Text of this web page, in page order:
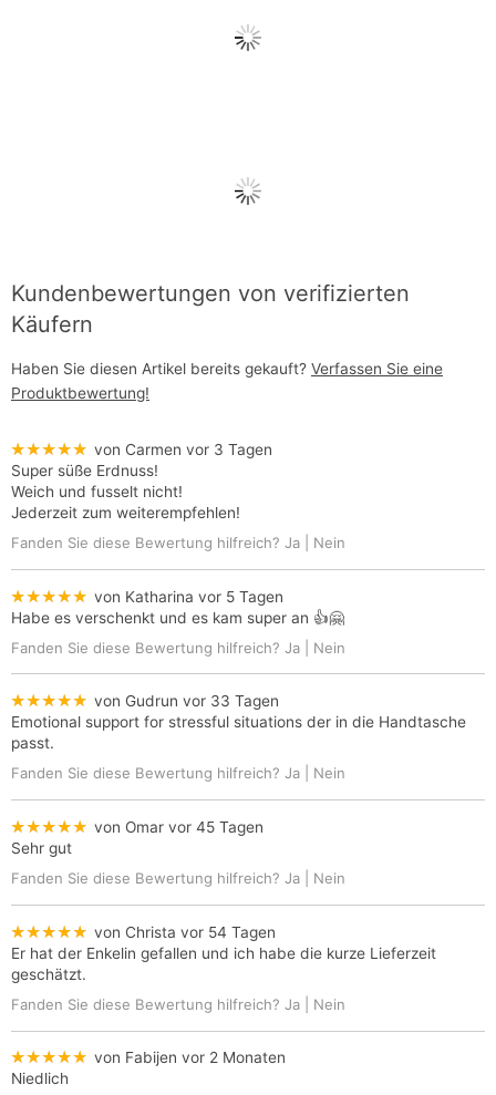
Kundenbewertungen von verifizierten
Käufern
Haben Sie diesen Artikel bereits gekauft? Verfassen Sie eine
Produktbewertung!
★★★★★ von Carmen vor 3 Tagen
Super süße Erdnuss!
Weich und fusselt nicht!
Jederzeit zum weiterempfehlen!
Fanden Sie diese Bewertung hilfreich? Ja Nein
★★★★★ von Katharina vor 5 Tagen
Habe es verschenkt und es kam super an 👍🤗
Fanden Sie diese Bewertung hilfreich? Ja Nein
★★★★★ von Gudrun vor 33 Tagen
Emotional support for stressful situations der in die Handtasche
passt.
Fanden Sie diese Bewertung hilfreich? Ja Nein
★★★★★ von Omar vor 45 Tagen
Sehr gut
Fanden Sie diese Bewertung hilfreich? Ja Nein
★★★★★ von Christa vor 54 Tagen
Er hat der Enkelin gefallen und ich habe die kurze Lieferzeit
geschätzt.
Fanden Sie diese Bewertung hilfreich? Ja Nein
★★★★★ von Fabijen vor 2 Monaten
Niedlich